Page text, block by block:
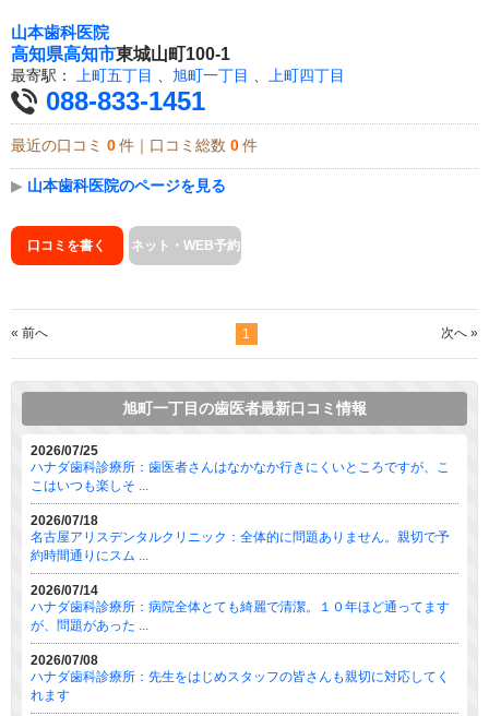
山本歯科医院
高知県高知市東城山町100-1
最寄駅： 上町五丁目 旭町一丁目 上町四丁目
088-833-1451
最近の口コミ 0 件｜口コミ総数 0 件
▶ 山本歯科医院のページを見る
口コミを書く ネット・WEB予約
« 前へ 1 次へ »
旭町一丁目の歯医者最新口コミ情報
2026/07/25
ハナダ歯科診療所：歯医者さんはなかなか行きにくいところですが、こ
こはいつも楽しそ ...
2026/07/18
名古屋アリスデンタルクリニック：全体的に問題ありません。親切で予
約時間通りにスム ...
2026/07/14
ハナダ歯科診療所：病院全体とても綺麗で清潔。１０年ほど通ってます
が、問題があった ...
2026/07/08
ハナダ歯科診療所：先生をはじめスタッフの皆さんも親切に対応してく
れます